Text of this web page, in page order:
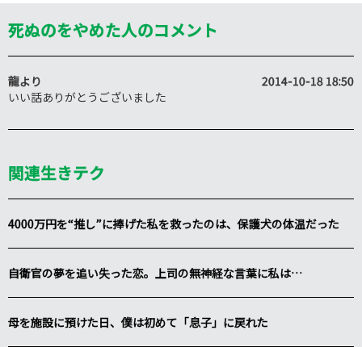
死ぬのをやめた人のコメント
龍より
2014-10-18 18:50
いい話ありがとうございました
関連生きテク
4000万円を“推し”に捧げた私を救ったのは、保護犬の体温だった
自衛官の夢を追い失った恋。上司の無神経な言葉に私は…
母を施設に預けた日、僕は初めて「息子」に戻れた